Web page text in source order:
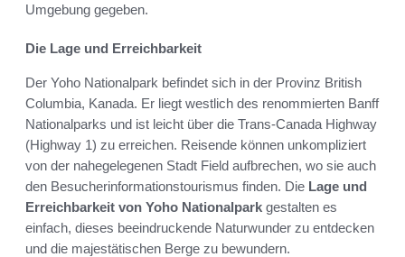
Umgebung gegeben.
Die Lage und Erreichbarkeit
Der Yoho Nationalpark befindet sich in der Provinz British
Columbia, Kanada. Er liegt westlich des renommierten Banff
Nationalparks und ist leicht über die Trans-Canada Highway
(Highway 1) zu erreichen. Reisende können unkompliziert
von der nahegelegenen Stadt Field aufbrechen, wo sie auch
den Besucherinformationstourismus finden. Die Lage und
Erreichbarkeit von Yoho Nationalpark gestalten es
einfach, dieses beeindruckende Naturwunder zu entdecken
und die majestätischen Berge zu bewundern.